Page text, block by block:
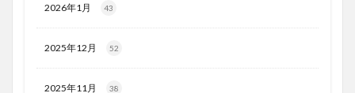
2026年1月 43
2025年12月 52
2025年11月 38